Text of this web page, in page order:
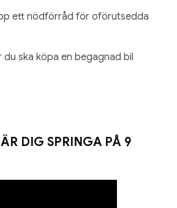
ett nödförråd för oförutsedda
du ska köpa en begagnad bil
DIG SPRINGA PÅ 9